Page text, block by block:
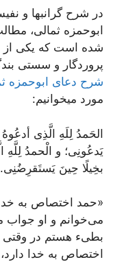
در شرح گرانبها و
ابوحمزه ثمالی،
شده است که یکی از
پروردگار و سستی
شرح دعای ابوحمزه
مورد میخوانیم:
الحَمدُ لِلَهِ الَّذِی
یَدعُونِی؛ و الْحمدُ لِلَّهِ
بخِیلًا حِینَ یَستَقرِضُنِی.
«حمد اختصاص به خدا
می‌خوانم و او جواب
بطیء هستم در وقتی
اختصاص به خدا